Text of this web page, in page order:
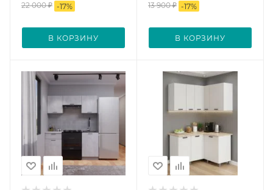
22 000₽ -17%
В КОРЗИНУ
13 900₽ -17%
В КОРЗИНУ